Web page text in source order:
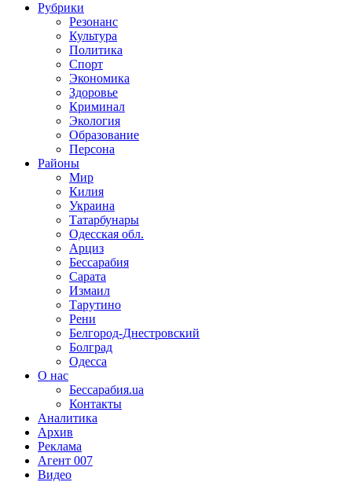
Рубрики
Резонанс
Культура
Политика
Спорт
Экономика
Здоровье
Криминал
Экология
Образование
Персона
Районы
Мир
Килия
Украина
Татарбунары
Одесская обл.
Арциз
Бессарабия
Сарата
Измаил
Тарутино
Рени
Белгород-Днестровский
Болград
Одесса
О нас
Бессарабия.ua
Контакты
Аналитика
Архив
Реклама
Агент 007
Видео